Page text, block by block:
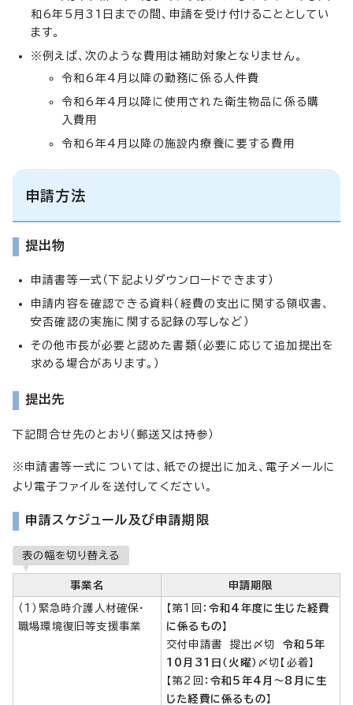
和6年5月31日までの間、申請を受け付けることとしてい
ます。
※例えば、次のような費用は補助対象となりません。
令和6年4月以降の勤務に係る人件費
令和6年4月以降に使用された衛生物品に係る購
入費用
令和6年4月以降の施設内療養に要する費用
申請方法
提出物
申請書等一式（下記よりダウンロードできます）
申請内容を確認できる資料（経費の支出に関する領収書、
安否確認の実施に関する記録の写しなど）
その他市長が必要と認めた書類（必要に応じて追加提出を
求める場合があります。）
提出先
下記問合せ先のとおり（郵送又は持参）
※申請書等一式については、紙での提出に加え、電子メールに
より電子ファイルを送付してください。
申請スケジュール及び申請期限
表の幅を切り替える
事業名 申請期限
（1）緊急時介護人材確保・
職場環境復旧等支援事業
【第1回： 令和4年度に生じた経費
に係るもの】
交付申請書 提出〆切令和5年
10月31日（火曜） 〆切【必着】
【第2回： 令和5年4月～8月に生
じた経費に係るもの】